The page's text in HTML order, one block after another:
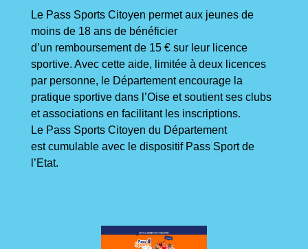
Le Pass Sports Citoyen permet aux jeunes de
moins de 18 ans de bénéficier
d’un remboursement de 15 € sur leur licence
sportive. Avec cette aide, limitée à deux licences
par personne, le Département encourage la
pratique sportive dans l’Oise et soutient ses clubs
et associations en facilitant les inscriptions.
Le Pass Sports Citoyen du Département
est cumulable avec le dispositif Pass Sport de
l’Etat.